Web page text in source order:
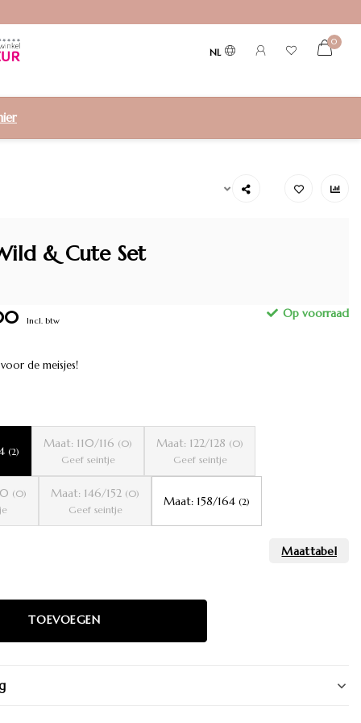
NL
0
& Cute Set
Incl. btw
de meisjes!
(2)
Maat: 110/116 (0)
Geef seintje
Maat: 122/128 (0)
Geef seintje
(0)
Maat: 146/152 (0)
Geef seintje
Maat: 158/164 (2)